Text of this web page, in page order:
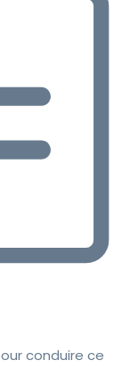
conduire ce